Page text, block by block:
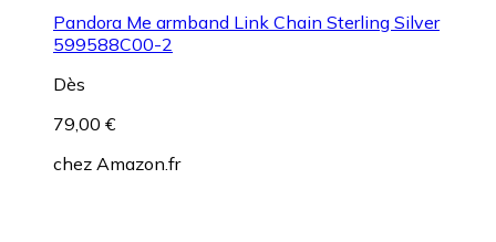
Pandora Me armband Link Chain Sterling Silver
599588C00-2
Dès
79,00 €
chez Amazon.fr